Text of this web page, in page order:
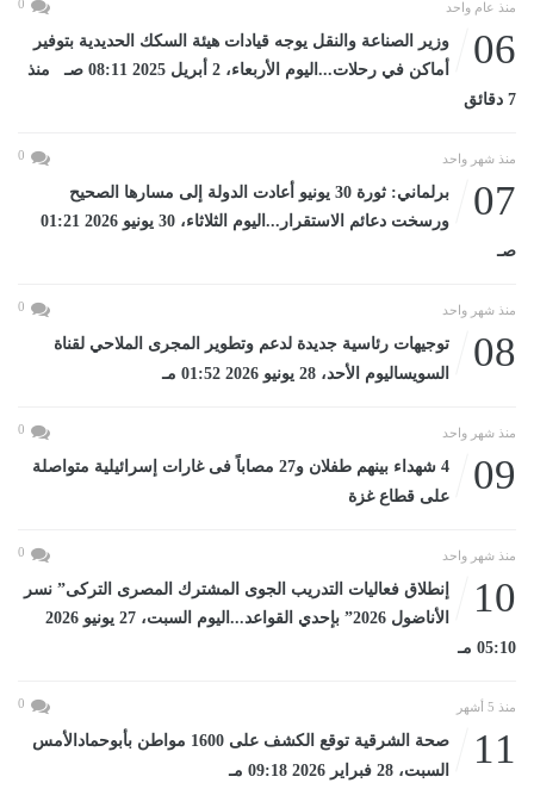
منذ عام واحد 0
06
وزير الصناعة والنقل يوجه قيادات هيئة السكك الحديدية بتوفير
أماكن في رحلات...اليوم الأربعاء، 2 أبريل 2025 08:11 صـ منذ
7 دقائق
منذ شهر واحد 0
07
برلماني: ثورة 30 يونيو أعادت الدولة إلى مسارها الصحيح
ورسخت دعائم الاستقرار...اليوم الثلاثاء، 30 يونيو 2026 01:21
صـ
منذ شهر واحد 0
08
توجيهات رئاسية جديدة لدعم وتطوير المجرى الملاحي لقناة
السويساليوم الأحد، 28 يونيو 2026 01:52 مـ
منذ شهر واحد 0
09
4 شهداء بينهم طفلان و27 مصاباً فى غارات إسرائيلية متواصلة
على قطاع غزة
منذ شهر واحد 0
10
إنطلاق فعاليات التدريب الجوى المشترك المصرى التركى” نسر
الأناضول 2026” بإحدي القواعد...اليوم السبت، 27 يونيو 2026
05:10 مـ
منذ 5 أشهر 0
11
صحة الشرقية توقع الكشف على 1600 مواطن بأبوحمادالأمس
السبت، 28 فبراير 2026 09:18 مـ